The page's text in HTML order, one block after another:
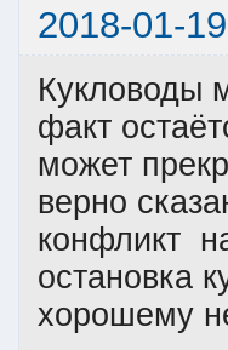
2018-01-
Кукловоды
факт
может
верно
конфликт
остановка
хорошему